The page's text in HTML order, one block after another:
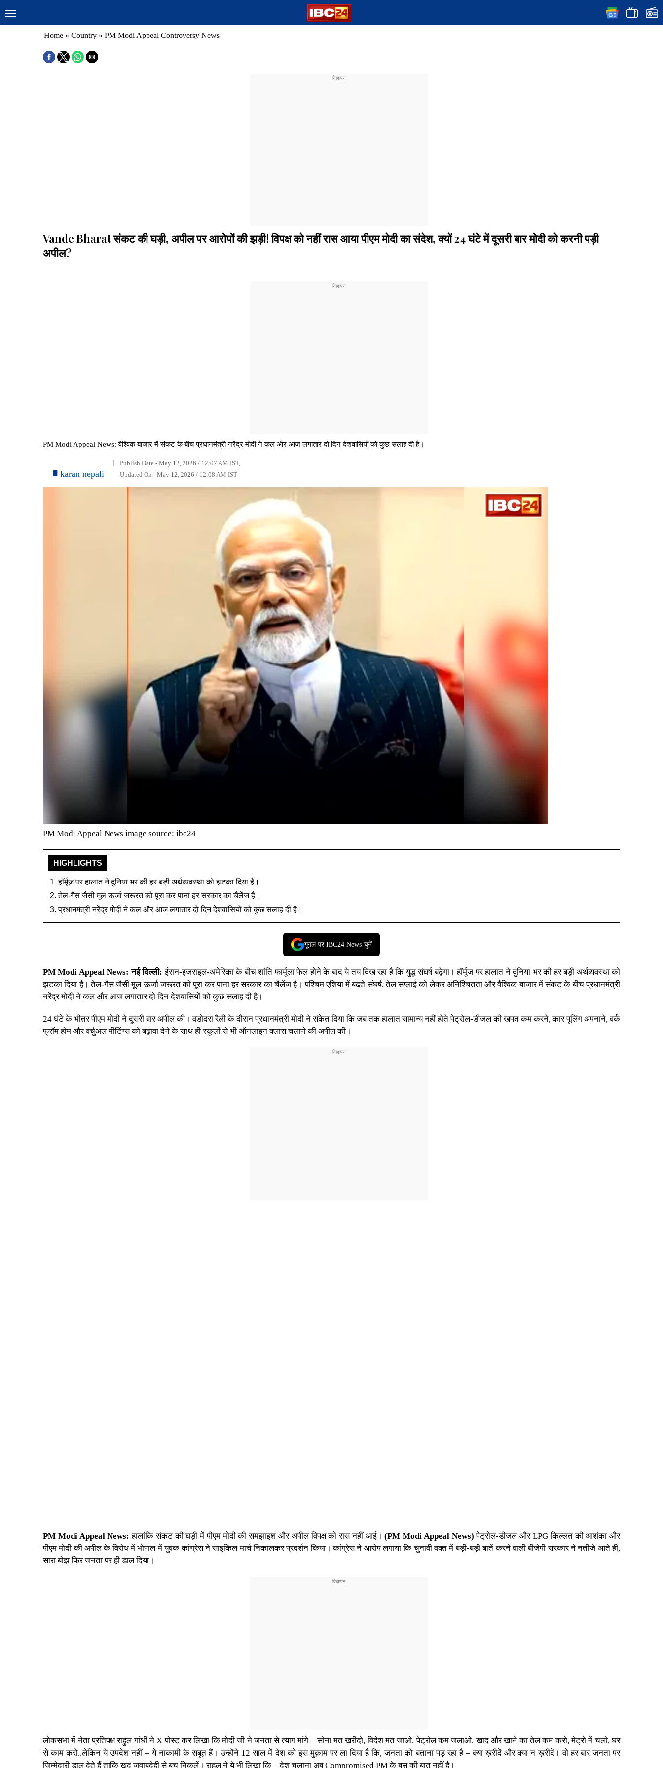
Home » Country » PM Modi Appeal Controversy News
Vande Bharat संकट की घड़ी, अपील पर आरोपों की झड़ी! विपक्ष को नहीं रास आया पीएम मोदी का संदेश, क्यों 24 घंटे में दूसरी बार मोदी को करनी पड़ी
अपील?
PM Modi Appeal News: वैश्विक बाजार में संकट के बीच प्रधानमंत्री नरेंद्र मोदी ने कल और आज लगातार दो दिन देशवासियों को कुछ सलाह दी है।
karan nepali
Publish Date - May 12, 2026 / 12:07 AM IST,
Updated On - May 12, 2026 / 12:08 AM IST
PM Modi Appeal News image source: ibc24
HIGHLIGHTS
हॉर्मूज पर हालात ने दुनिया भर की हर बड़ी अर्थव्यवस्था को झटका दिया है।
तेल-गैस जैसी मूल ऊर्जा जरूरत को पूरा कर पाना हर सरकार का चैलेंज है।
प्रधानमंत्री नरेंद्र मोदी ने कल और आज लगातार दो दिन देशवासियों को कुछ सलाह दी है।
गूगल पर IBC24 News चुनें
PM Modi Appeal News:नई दिल्ली: ईरान-इजराइल-अमेरिका के बीच शांति फार्मूला फेल होने के बाद ये तय दिख रहा है कि युद्ध संघर्ष बढ़ेगा। हॉर्मूज पर हालात ने दुनिया भर की हर बड़ी अर्थव्यवस्था को
झटका दिया है। तेल-गैस जैसी मूल ऊर्जा जरूरत को पूरा कर पाना हर सरकार का चैलेंज है। पश्चिम एशिया में बढ़ते संघर्ष, तेल सप्लाई को लेकर अनिश्चितता और वैश्विक बाजार में संकट के बीचप्रधानमंत्री
नरेंद्र मोदीने कल और आज लगातार दो दिन देशवासियों को कुछ सलाह दी है।
24 घंटे के भीतरपीएम मोदीने दूसरी बार अपील की। वडोदरा रैली के दौरान प्रधानमंत्री मोदी ने संकेत दिया कि जब तक हालात सामान्य नहीं होते पेट्रोल-डीजल की खपत कम करने, कार पूलिंग अपनाने, वर्क
फ्रॉम होम और वर्चुअल मीटिंग्स को बढ़ावा देने के साथ ही स्कूलों से भी ऑनलाइन क्लास चलाने की अपील की।
PM Modi Appeal News: हालांकि संकट की घड़ी मेंपीएम मोदीकी समझाइश और अपील विपक्ष को रास नहीं आई।(PM Modi Appeal News) पेट्रोल-डीजल और LPG किल्लत की आशंका और
पीएम मोदी की अपील के विरोध में भोपाल में युवक कांग्रेस ने साइकिल मार्च निकालकर प्रदर्शन किया। कांग्रेस ने आरोप लगाया कि चुनावी वक्त में बड़ी-बड़ी बातें करने वाली बीजेपी सरकार ने नतीजे आते ही,
सारा बोझ फिर जनता पर ही डाल दिया।
लोकसभा में नेता प्रतिपक्ष राहुल गांधी ने X पोस्ट कर लिखा कि मोदी जी ने जनता से त्याग मांगे – सोना मत ख़रीदो, विदेश मत जाओ, पेट्रोल कम जलाओ, खाद और खाने का तेल कम करो, मेट्रो में चलो, घर
से काम करो..लेकिन ये उपदेश नहीं – ये नाकामी के सबूत हैं। उन्होंने 12 साल में देश को इस मुक़ाम पर ला दिया है कि, जनता को बताना पड़ रहा है – क्या ख़रीदें और क्या न ख़रीदें। वो हर बार जनता पर
ज़िम्मेदारी डाल देते हैं ताकि ख़ुद जवाबदेही से बच निकलें। राहुल ने ये भी लिखा कि – देश चलाना अब Compromised PM के बस की बात नहीं है।